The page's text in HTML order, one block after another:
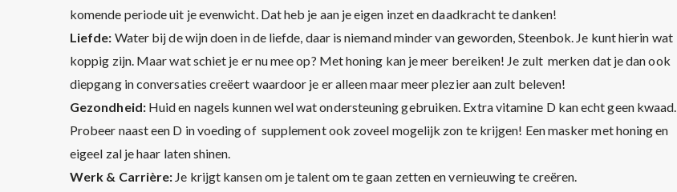
komende periode uit je evenwicht. Dat heb je aan je eigen inzet en daadkracht te danken!
Liefde: Water bij de wijn doen in de liefde, daar is niemand minder van geworden, Steenbok. Je kunt hierin wat
koppig zijn. Maar wat schiet je er nu mee op? Met honing kan je meer bereiken! Je zult merken dat je dan ook
diepgang in conversaties creëert waardoor je er alleen maar meer plezier aan zult beleven!
Gezondheid: Huid en nagels kunnen wel wat ondersteuning gebruiken. Extra vitamine D kan echt geen kwaad.
Probeer naast een D in voeding of supplement ook zoveel mogelijk zon te krijgen! Een masker met honing en
eigeel zal je haar laten shinen.
Werk & Carrière: Je krijgt kansen om je talent om te gaan zetten en vernieuwing te creëren.